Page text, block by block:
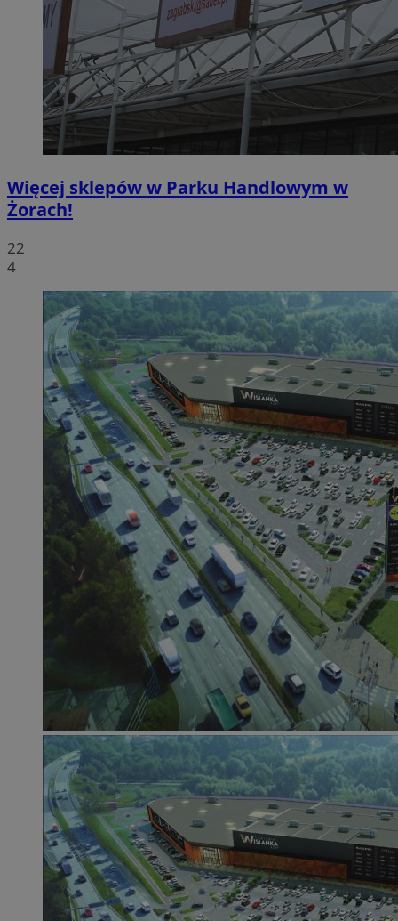
Więcej sklepów w Parku Handlowym w
Żorach!
22
4